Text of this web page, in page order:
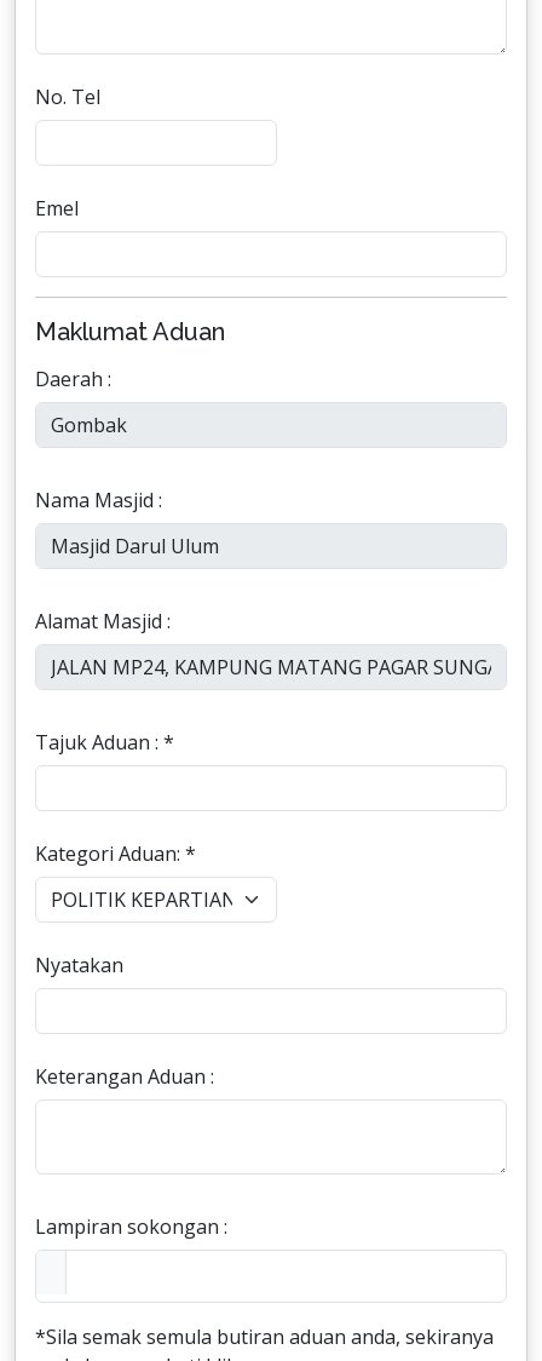
No. Tel
Emel
Maklumat Aduan
Daerah :
Nama Masjid :
Alamat Masjid :
Tajuk Aduan : *
Kategori Aduan: *
Nyatakan
Keterangan Aduan :
Lampiran sokongan :
*Sila semak semula butiran aduan anda, sekiranya